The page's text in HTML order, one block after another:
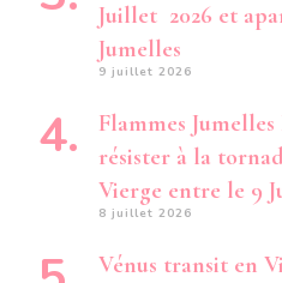
Juillet 2026 et
Jumelles
9 juillet 2026
Flammes
résister à la
Vierge entre le 9
8 juillet 2026
Vénus transit en